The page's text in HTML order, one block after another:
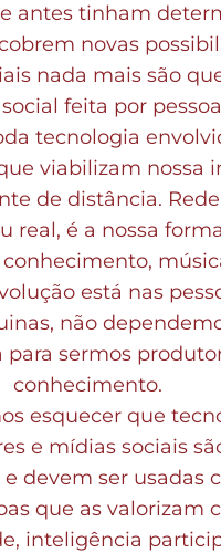
antes tinham
novas
nada mais são
feita por
tecnologia
viabilizam nossa
de distância.
real, é a nossa
está nas
não
para sermos
conhecimento.
esquecer que
e mídias sociais
devem ser usadas
que as valorizam
inteligência